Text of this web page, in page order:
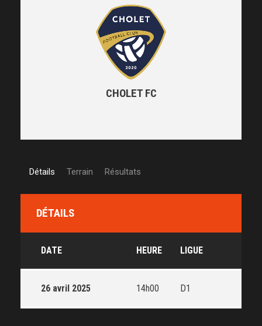
CHOLET FC
Détails Terrain Résultats
DÉTAILS
DATE HEURE LIGUE
26 avril 2025 14h00 D1